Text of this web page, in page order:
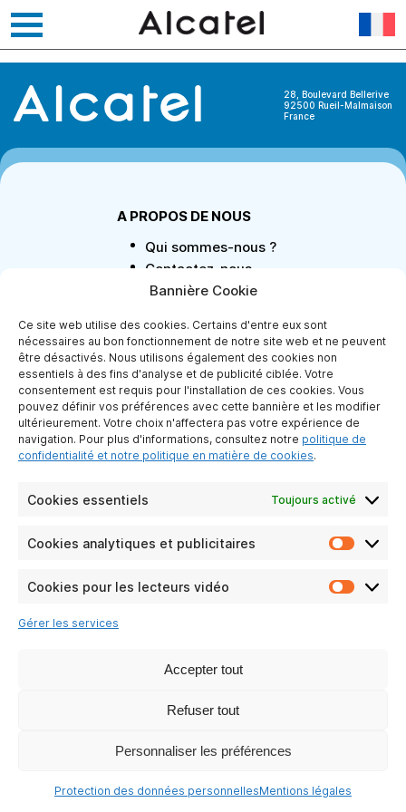
Bannière Cookie
Ce site web utilise des cookies. Certains d'entre eux sont
nécessaires au bon fonctionnement de notre site web et ne peuvent
être désactivés. Nous utilisons également des cookies non
essentiels à des fins d'analyse et de publicité ciblée. Votre
consentement est requis pour l'installation de ces cookies. Vous
pouvez définir vos préférences avec cette bannière et les modifier
ultérieurement. Votre choix n'affectera pas votre expérience de
navigation. Pour plus d'informations, consultez notre politique de
confidentialité et notre politique en matière de cookies.
Cookies essentiels Toujours activé
Cookies analytiques et publicitaires
et
Cookies pour les lecteurs vidéo
Gérer les services
Accepter tout
Refuser tout
Personnaliser les préférences
Protection des données personnellesMentions légales
Skip
content
Électro Dépôt
28, Boulevard Bellerive
92500 Rueil-Malmaison
France
A PROPOS DE NOUS
Qui sommes-nous ?
Contactez-nous
Devenir partenaire
Protection des
données
personnelles
LIENS PRATIQUE
Particuliers
Entreprises
NOS RÉSEAUX SOCIAUX